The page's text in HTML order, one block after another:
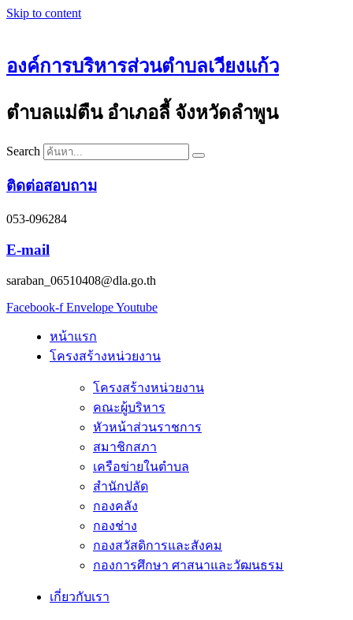
Skip to content
องค์การบริหารส่วนตำบลเวียงแก้ว
ตำบลแม่ตืน อำเภอลี้ จังหวัดลำพูน
Search
ติดต่อสอบถาม
053-096284
E-mail
saraban_06510408@dla.go.th
Facebook-f EnvelopeYoutube
หน้าแรก
โครงสร้างหน่วยงาน
โครงสร้างหน่วยงาน
คณะผู้บริหาร
หัวหน้าส่วนราชการ
สมาชิกสภา
เครือข่ายในตำบล
สำนักปลัด
กองคลัง
กองช่าง
กองสวัสดิการและสังคม
กองการศึกษา ศาสนาและวัฒนธรม
เกี่ยวกับเรา